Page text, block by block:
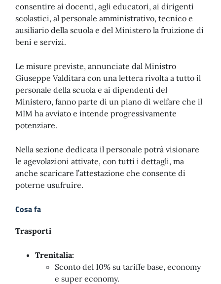
consentire ai docenti, agli educatori, ai dirigenti
scolastici, al personale amministrativo, tecnico e
ausiliario della scuola e del Ministero la fruizione di
beni e servizi.
Le misure previste, annunciate dal Ministro
Giuseppe Valditara con una lettera rivolta a tutto il
personale della scuola e ai dipendenti del
Ministero, fanno parte di un piano di welfare che il
MIM ha avviato e intende progressivamente
potenziare.
Nella sezione dedicata il personale potrà visionare
le agevolazioni attivate, con tutti i dettagli, ma
anche scaricare l’attestazione che consente di
poterne usufruire.
Cosa fa
Trasporti
Trenitalia:
Sconto del 10% su tariffe base, economy
e super economy.